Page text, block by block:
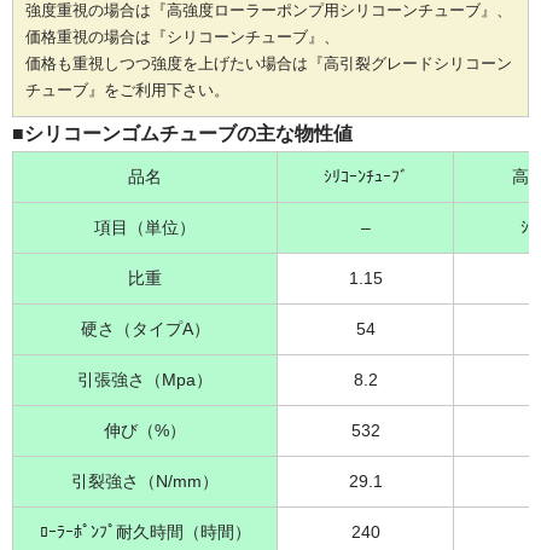
強度重視の場合は『高強度ローラーポンプ用シリコーンチューブ』、
価格重視の場合は『シリコーンチューブ』、
価格も重視しつつ強度を上げたい場合は『高引裂グレードシリコーン
チューブ』をご利用下さい。
■シリコーンゴムチューブの主な物性値
品名 ｼﾘｺｰﾝﾁｭｰﾌﾞ 高
項目（単位） – ｼ
比重 1.15
硬さ（タイプA） 54
引張強さ（Mpa） 8.2
伸び（%） 532
引裂強さ（N/mm） 29.1
ﾛｰﾗｰﾎﾟﾝﾌﾟ耐久時間（時間） 240